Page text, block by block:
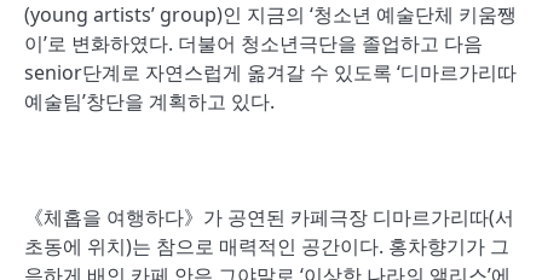
(young artists’ group)인 지금의 ‘청소년 예술단체 키움쨍
이’로 변화하였다. 더불어 청소년극단을 졸업하고 다음
senior단계로 자연스럽게 옮겨갈 수 있도록 ‘디마르가리따
예술팀’창단을 계획하고 있다.
《체홉을 여행하다》가 공연된 카페극장 디마르가리따(서
초동에 위치)는 참으로 매력적인 공간이다. 홍차향기가 그